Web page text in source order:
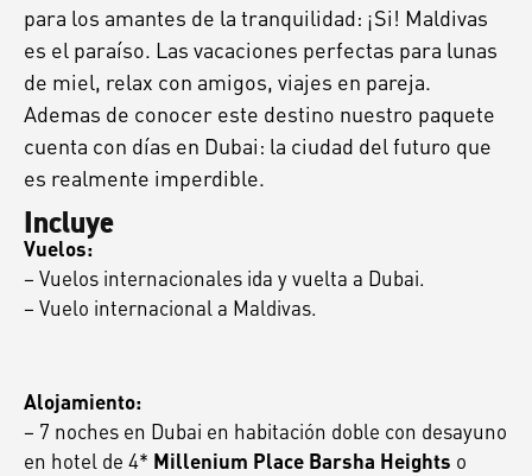
para los amantes de la tranquilidad: ¡Si! Maldivas
es el paraíso. Las vacaciones perfectas para lunas
de miel, relax con amigos, viajes en pareja.
Ademas de conocer este destino nuestro paquete
cuenta con días en Dubai: la ciudad del futuro que
es realmente imperdible.
Incluye
Vuelos:
– Vuelos internacionales ida y vuelta a Dubai.
– Vuelo internacional a Maldivas.
Alojamiento:
– 7 noches en Dubai en habitación doble con desayuno
en hotel de 4* Millenium Place Barsha Heights o